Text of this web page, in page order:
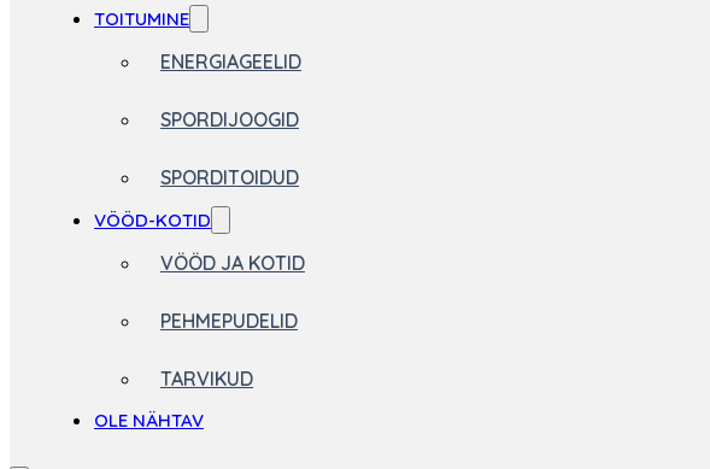
TOITUMINE
ENERGIAGEELID
SPORDIJOOGID
SPORDITOIDUD
VÖÖD-KOTID
VÖÖD JA KOTID
PEHMEPUDELID
TARVIKUD
OLE NÄHTAV